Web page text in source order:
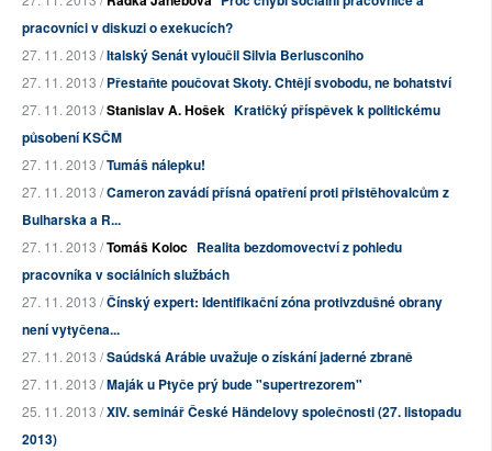
pracovníci v diskuzi o exekucích?
27. 11. 2013 /Italský Senát vyloučil Silvia Berlusconiho
27. 11. 2013 /Přestaňte poučovat Skoty. Chtějí svobodu, ne bohatství
27. 11. 2013 /Stanislav A. Hošek Kratičký příspěvek k politickému
působení KSČM
27. 11. 2013 /Tumáš nálepku!
27. 11. 2013 /Cameron zavádí přísná opatření proti přistěhovalcům z
Bulharska a R...
27. 11. 2013 /Tomáš Koloc Realita bezdomovectví z pohledu
pracovníka v sociálních službách
27. 11. 2013 /Čínský expert: Identifikační zóna protivzdušné obrany
není vytyčena...
27. 11. 2013 /Saúdská Arábie uvažuje o získání jaderné zbraně
27. 11. 2013 /Maják u Ptyče prý bude "supertrezorem"
25. 11. 2013 /XIV. seminář České Händelovy společnosti (27. listopadu
2013)